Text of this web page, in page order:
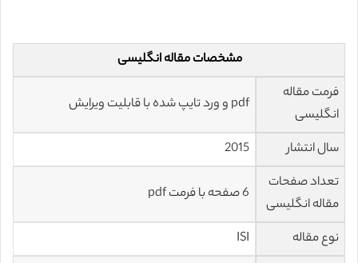
مشخصات مقاله انگلیسی
فرمت مقاله
انگلیسی
pdf و ورد تایپ شده با قابلیت ویرایش
سال انتشار
2015
تعداد صفحات
مقاله انگلیسی
6 صفحه با فرمت pdf
نوع مقاله
ISI